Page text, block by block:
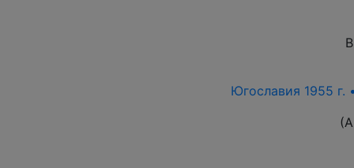
Югославия 1955 г.